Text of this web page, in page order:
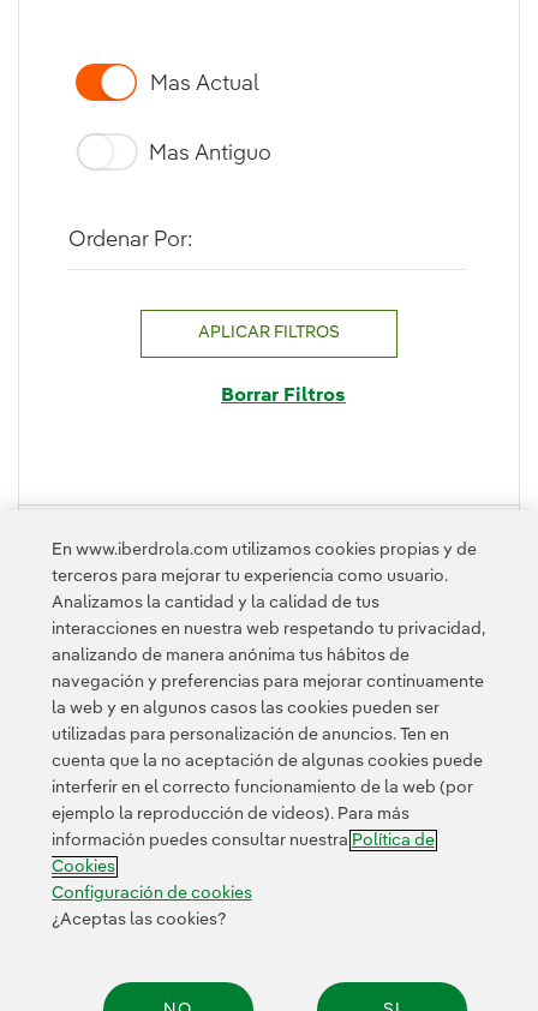
Ordenar Por:
Mas Actual
Mas Antiguo
APLICAR FILTROS
Borrar Filtros
Contacta Clientes Política de Privacidad Información legal
Transparencia en el uso de la IA Política de cookies
Configuración de cookies Accesibilidad Canal de denuncias
© 2026 Iberdrola, S.A. Reservados todos los derechos.
En www.iberdrola.com utilizamos cookies propias y de
terceros para mejorar tu experiencia como usuario.
Analizamos la cantidad y la calidad de tus
interacciones en nuestra web respetando tu privacidad,
analizando de manera anónima tus hábitos de
navegación y preferencias para mejorar continuamente
la web y en algunos casos las cookies pueden ser
utilizadas para personalización de anuncios. Ten en
cuenta que la no aceptación de algunas cookies puede
interferir en el correcto funcionamiento de la web (por
ejemplo la reproducción de videos). Para más
información puedes consultar nuestra Política de
Cookies
Configuración de cookies
¿Aceptas las cookies?